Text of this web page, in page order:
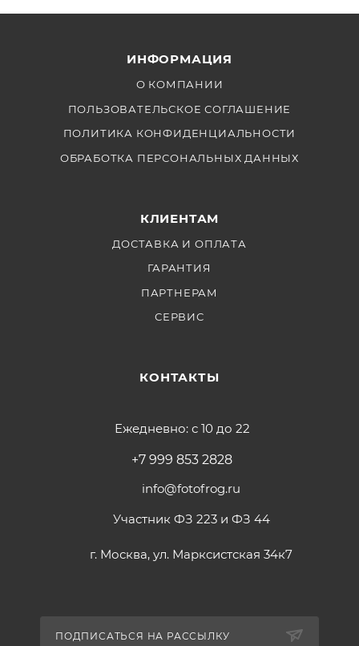
ИНФОРМАЦИЯ
О КОМПАНИИ
ПОЛЬЗОВАТЕЛЬСКОЕ СОГЛАШЕНИЕ
ПОЛИТИКА КОНФИДЕНЦИАЛЬНОСТИ
ОБРАБОТКА ПЕРСОНАЛЬНЫХ ДАННЫХ
КЛИЕНТАМ
ДОСТАВКА И ОПЛАТА
ГАРАНТИЯ
ПАРТНЕРАМ
СЕРВИС
КОНТАКТЫ
Ежедневно: с 10 до 22
+7 999 853 2828
info@fotofrog.ru
Участник ФЗ 223 и ФЗ 44
г. Москва, ул. Марксистская 34к7
ПОДПИСАТЬСЯ НА РАССЫЛКУ